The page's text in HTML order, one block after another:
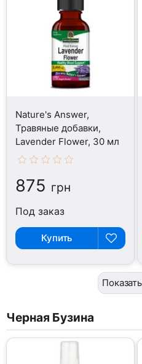
Nature's Answer,
Травяные добавки,
Lavender Flower, 30 мл
875 грн
Под заказ
Купить
Черная Бузина